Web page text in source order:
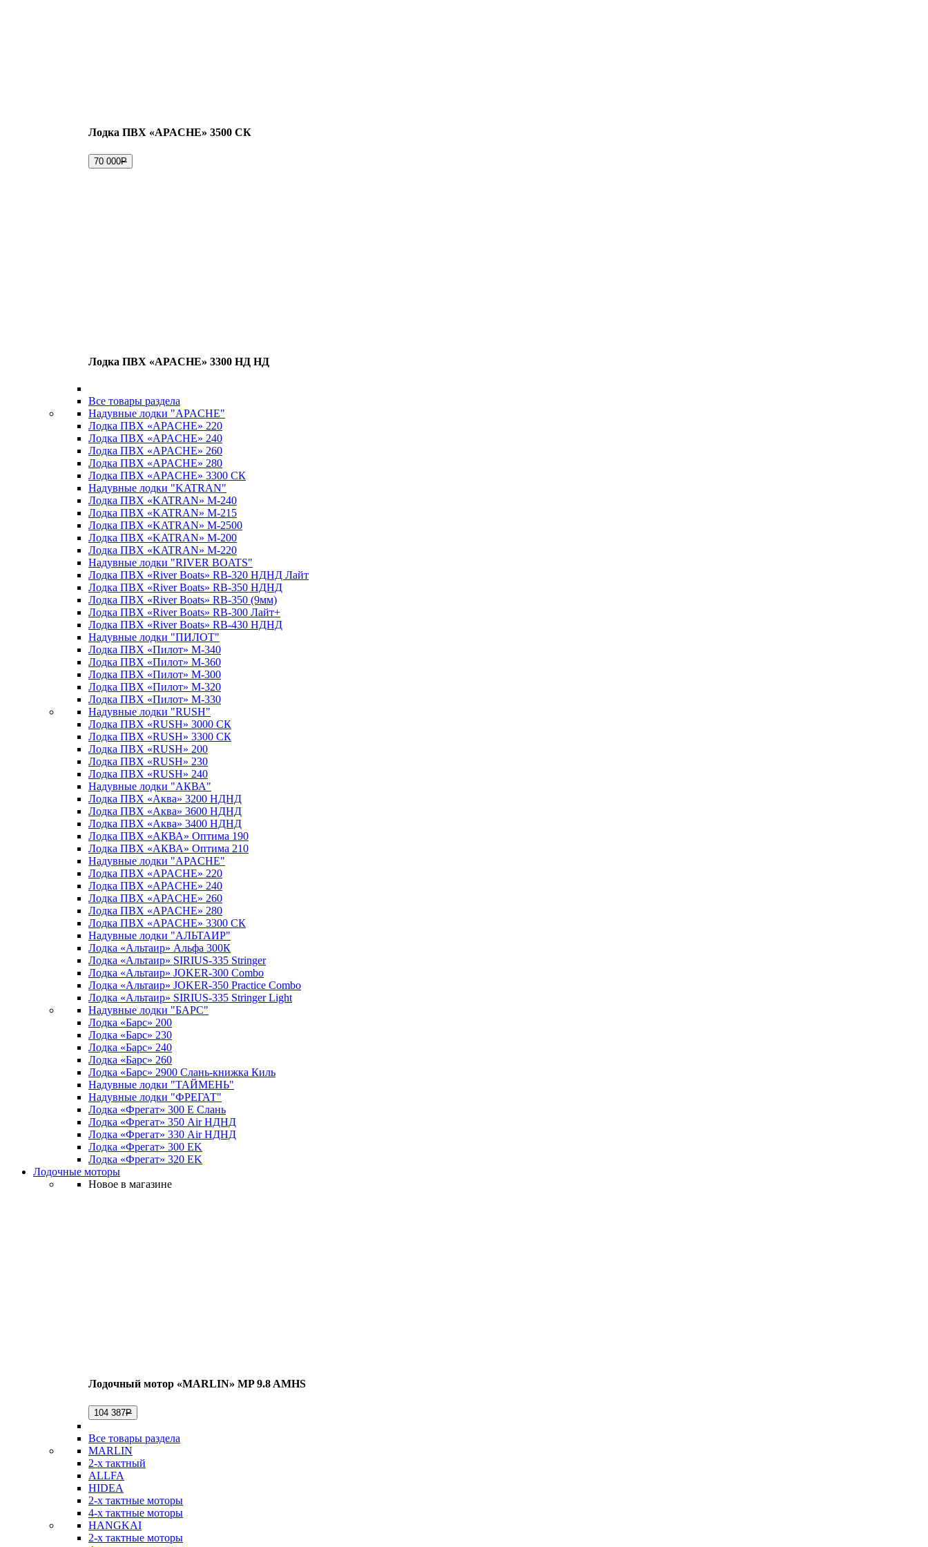
Лодка ПВХ «APACHE» 3500 СК
70 000Р
Лодка ПВХ «APACHE» 3300 НД НД
Все товары раздела
Надувные лодки "APACHE"
Лодка ПВХ «APACHE» 220
Лодка ПВХ «APACHE» 240
Лодка ПВХ «APACHE» 260
Лодка ПВХ «APACHE» 280
Лодка ПВХ «APACHE» 3300 СК
Надувные лодки "KATRAN"
Лодка ПВХ «KATRAN» M-240
Лодка ПВХ «KATRAN» M-215
Лодка ПВХ «KATRAN» M-2500
Лодка ПВХ «KATRAN» M-200
Лодка ПВХ «KATRAN» M-220
Надувные лодки "RIVER BOATS"
Лодка ПВХ «River Boats» RB-320 НДНД Лайт
Лодка ПВХ «River Boats» RB-350 НДНД
Лодка ПВХ «River Boats» RB-350 (9мм)
Лодка ПВХ «River Boats» RB-300 Лайт+
Лодка ПВХ «River Boats» RB-430 НДНД
Надувные лодки "ПИЛОТ"
Лодка ПВХ «Пилот» М-340
Лодка ПВХ «Пилот» М-360
Лодка ПВХ «Пилот» М-300
Лодка ПВХ «Пилот» М-320
Лодка ПВХ «Пилот» М-330
Надувные лодки "RUSH"
Лодка ПВХ «RUSH» 3000 СК
Лодка ПВХ «RUSH» 3300 СК
Лодка ПВХ «RUSH» 200
Лодка ПВХ «RUSH» 230
Лодка ПВХ «RUSH» 240
Надувные лодки "АКВА"
Лодка ПВХ «Аква» 3200 НДНД
Лодка ПВХ «Аква» 3600 НДНД
Лодка ПВХ «Аква» 3400 НДНД
Лодка ПВХ «АКВА» Оптима 190
Лодка ПВХ «АКВА» Оптима 210
Надувные лодки "APACHE"
Лодка ПВХ «APACHE» 220
Лодка ПВХ «APACHE» 240
Лодка ПВХ «APACHE» 260
Лодка ПВХ «APACHE» 280
Лодка ПВХ «APACHE» 3300 СК
Надувные лодки "АЛЬТАИР"
Лодка «Альтаир» Альфа 300К
Лодка «Альтаир» SIRIUS-335 Stringer
Лодка «Альтаир» JOKER-300 Combo
Лодка «Альтаир» JOKER-350 Practice Combo
Лодка «Альтаир» SIRIUS-335 Stringer Light
Надувные лодки "БАРС"
Лодка «Барс» 200
Лодка «Барс» 230
Лодка «Барс» 240
Лодка «Барс» 260
Лодка «Барс» 2900 Слань-книжка Киль
Надувные лодки "ТАЙМЕНЬ"
Надувные лодки "ФРЕГАТ"
Лодка «Фрегат» 300 Е Слань
Лодка «Фрегат» 350 Air НДНД
Лодка «Фрегат» 330 Air НДНД
Лодка «Фрегат» 300 ЕK
Лодка «Фрегат» 320 ЕK
Лодочные моторы
Новое в магазине
Лодочный мотор «MARLIN» MP 9.8 AMHS
104 387Р
Все товары раздела
MARLIN
2-х тактный
ALLFA
HIDEA
2-х тактные моторы
4-х тактные моторы
HANGKAI
2-х тактные моторы